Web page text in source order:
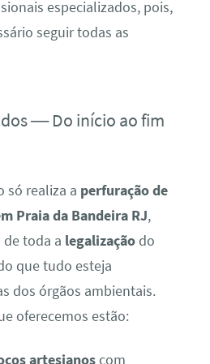
especializados, pois,
seguir todas as
— Do início ao fim
só realiza a perfuração de
Praia da Bandeira RJ,
toda a legalizaçãodo
que tudo esteja
dos órgãos ambientais.
oferecemos estão:
artesianoscom